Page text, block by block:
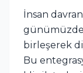
İnsan
birleşerek
Bu